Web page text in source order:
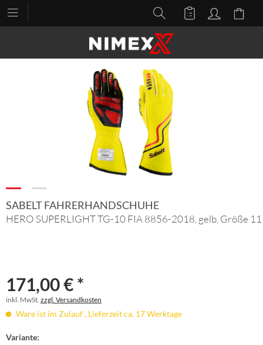
SABELT FAHRERHANDSCHUHE
HERO SUPERLIGHT TG-10 FIA 8856-2018, gelb, Größe 11
171,00 € *
inkl. MwSt. zzgl. Versandkosten
Ware ist im Zulauf , Lieferzeit ca. 17 Werktage
Variante: